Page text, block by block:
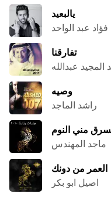
يالبعيد
فؤاد عبد الواحد
تفارقنا
المجيد عبدالله
وصيه
راشد الماجد
مني النوم
ماجد المهندس
العمر من دونك
اصيل ابو بكر